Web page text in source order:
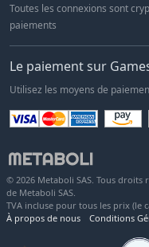
Toutes les connexions sont
paiements
Le paiement sur
Utilisez les moyens de
© 2026 Metaboli SAS. Tous droits
de Metaboli SAS.
TVA incluse pour tous les prix (le
À propos de nous
Conditions